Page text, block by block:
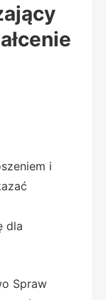
i
dla
Spraw